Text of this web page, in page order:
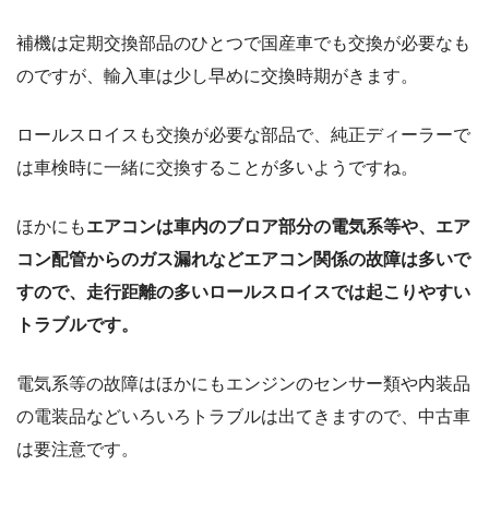
補機は定期交換部品のひとつで国産車でも交換が必要なも
のですが、輸入車は少し早めに交換時期がきます。
ロールスロイスも交換が必要な部品で、純正ディーラーで
は車検時に一緒に交換することが多いようですね。
ほかにもエアコンは車内のブロア部分の電気系等や、エア
コン配管からのガス漏れなどエアコン関係の故障は多いで
すので、走行距離の多いロールスロイスでは起こりやすい
トラブルです。
電気系等の故障はほかにもエンジンのセンサー類や内装品
の電装品などいろいろトラブルは出てきますので、中古車
は要注意です。